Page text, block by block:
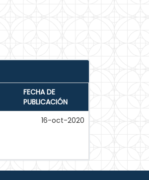
FECHA DE
PUBLICACIÓN
16-oct-2020